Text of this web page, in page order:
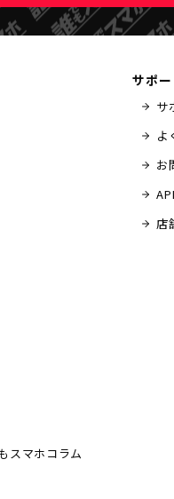
サポ
サ
よ
お
店
スマホコラム